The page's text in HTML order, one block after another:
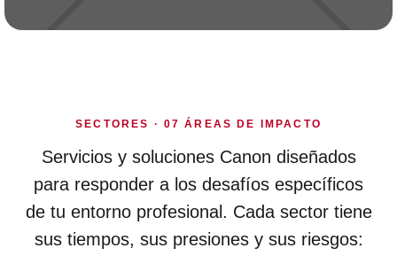
SECTORES · 07 ÁREAS DE IMPACTO
Servicios y soluciones Canon diseñados
para responder a los desafíos específicos
de tu entorno profesional. Cada sector tiene
sus tiempos, sus presiones y sus riesgos: